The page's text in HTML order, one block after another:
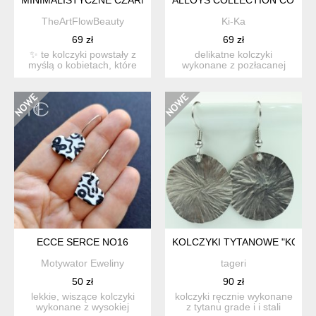
TheArtFlowBeauty
69 zł
✨ te kolczyki powstały z
myślą o kobietach, które
Ki-Ka
69 zł
delikatne kolczyki
wykonane z pozłacanej
ECCE SERCE NO16
Motywator Eweliny
50 zł
lekkie, wiszące kolczyki
wykonane z wysokiej
KOLCZYKI TYTANOWE "KOŁA"
tageri
90 zł
kolczyki ręcznie wykonane
z tytanu grade i i stali